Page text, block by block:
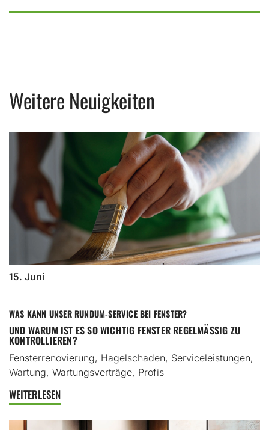
Weitere Neuigkeiten
15. Juni
WAS KANN UNSER RUNDUM-SERVICE BEI FENSTER?
UND WARUM IST ES SO WICHTIG FENSTER REGELMÄSSIG ZU K
ONTROLLIEREN?
Fensterrenovierung, Hagelschaden, Serviceleistungen,
Wartung, Wartungsverträge, Profis
WEITERLESEN